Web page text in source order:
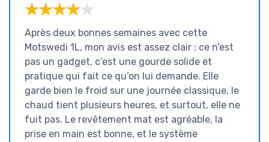
★★★★★
★★★★★
Après deux bonnes semaines avec cette
Motswedi 1L, mon avis est assez clair : ce n’est
pas un gadget, c’est une gourde solide et
pratique qui fait ce qu’on lui demande. Elle
garde bien le froid sur une journée classique, le
chaud tient plusieurs heures, et surtout, elle ne
fuit pas. Le revêtement mat est agréable, la
prise en main est bonne, et le système